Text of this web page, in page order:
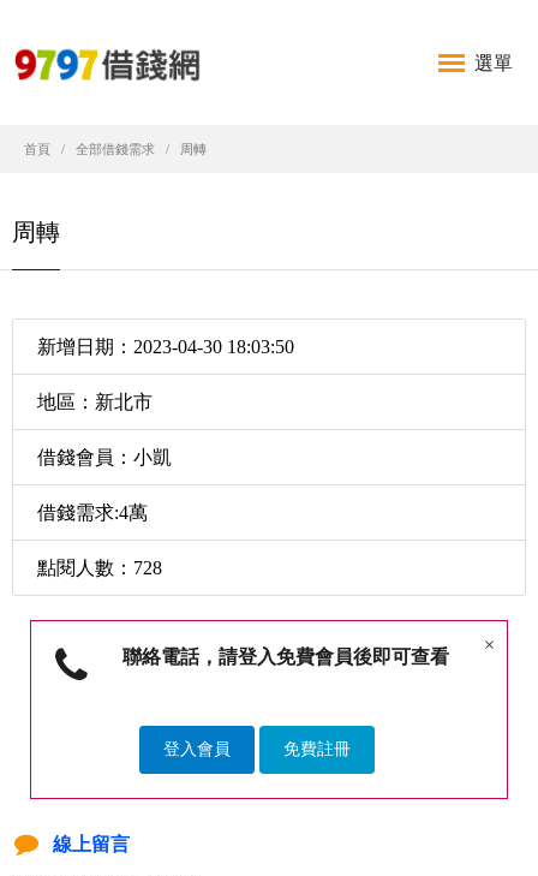
選單
首頁 全部借錢需求 周轉
周轉
新增日期：2023-04-30 18:03:50
地區：新北市
借錢會員：小凱
借錢需求:4萬
點閱人數：728
×
聯絡電話，請登入免費會員後即可查看
登入會員 免費註冊
線上留言